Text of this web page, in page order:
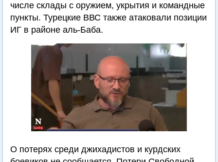
числе склады с оружием, укрытия и командные
пункты. Турецкие ВВС также атаковали позиции
ИГ в районе аль-Баба.
О потерях среди джихадистов и курдских